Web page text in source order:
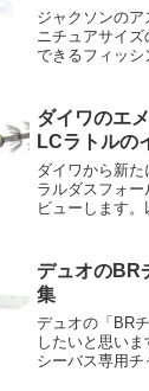
ジャクソンのア
ニチュアサイ
できるフィッ
イズを遥かに超
のハイライ...
ダイワのエ
LCラトルの
ダイワから新
ラルダスフォ
ビューします。
りました。この
と言っても「
デュオのBR
集
デュオの「BR
したいと思いま
シーバス専用